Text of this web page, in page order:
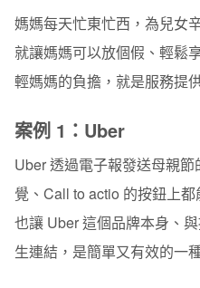
媽媽每天忙東忙西，為兒女
就讓媽媽可以放個假、輕鬆
輕媽媽的負擔，就是服務提
案例 1：Uber
Uber 透過電子報發送母親
覺、Call to actio 的按鈕上
也讓 Uber 這個品牌本身、
生連結，是簡單又有效的一